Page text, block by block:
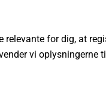
for dig, at
vi oplysningerne